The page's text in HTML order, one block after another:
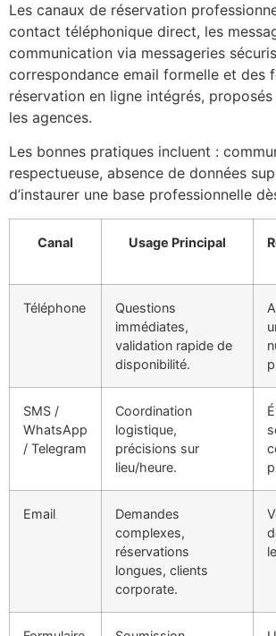
Les canaux de réservation
contact téléphonique direct, les
communication via messageries
correspondance email formelle et des
réservation en ligne intégrés,
les agences.
Les bonnes pratiques incluent :
respectueuse, absence de données
d’instaurer une base professionnelle
Canal Usage Principal
Téléphone
Questions
immédiates,
validation rapide de
disponibilité.
SMS /
WhatsApp
/ Telegram
Coordination
logistique,
précisions sur
lieu/heure.
Email
Demandes
complexes,
réservations
longues, clients
corporate.